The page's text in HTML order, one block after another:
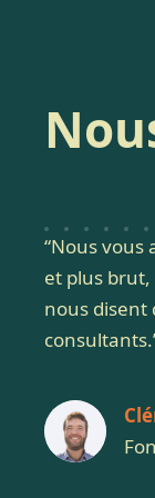
“Nous vous
et plus brut,
nous disent